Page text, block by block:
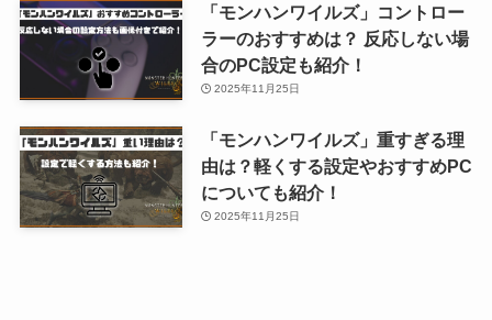
「モンハンワイルズ」コントロー
ラーのおすすめは？ 反応しない場
合のPC設定も紹介！
2025年11月25日
「モンハンワイルズ」重すぎる理
由は？軽くする設定やおすすめPC
についても紹介！
2025年11月25日